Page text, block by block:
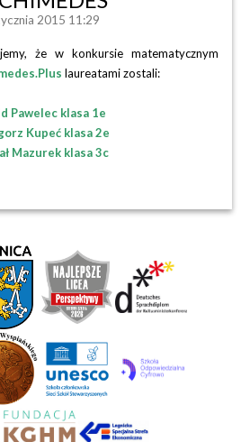
2015 11:29
że w konkursie matematycznym
laureatami zostali:
Pawelec klasa 1e
Kupeć klasa 2e
Mazurek klasa 3c